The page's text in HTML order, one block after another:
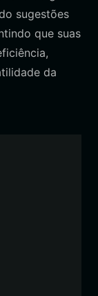
sugestões
que suas
da